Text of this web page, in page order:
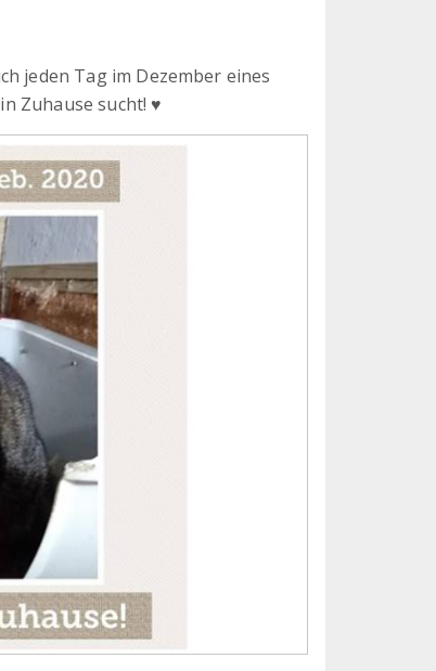
jeden Tag im Dezember eines
Zuhause sucht! ♥